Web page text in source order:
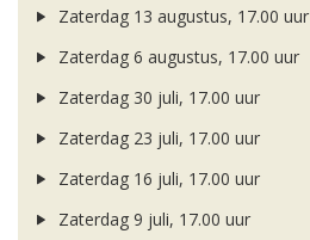
Zaterdag 13 augustus, 17.00 uur
Zaterdag 6 augustus, 17.00 uur
Zaterdag 30 juli, 17.00 uur
Zaterdag 23 juli, 17.00 uur
Zaterdag 16 juli, 17.00 uur
Zaterdag 9 juli, 17.00 uur